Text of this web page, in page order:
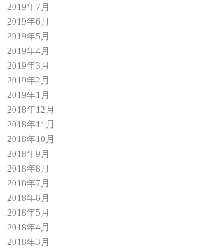
2019年7月
2019年6月
2019年5月
2019年4月
2019年3月
2019年2月
2019年1月
2018年12月
2018年11月
2018年10月
2018年9月
2018年8月
2018年7月
2018年6月
2018年5月
2018年4月
2018年3月